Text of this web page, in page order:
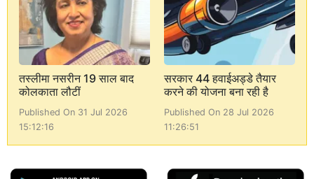
तस्लीमा नसरीन 19 साल बाद
कोलकाता लौटीं
Published On 31 Jul 2026
15:12:16
सरकार 44 हवाईअड्डे तैयार
करने की योजना बना रही है
Published On 28 Jul 2026
11:26:51